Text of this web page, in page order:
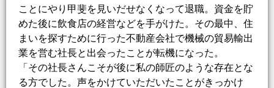
ことにやり甲斐を見いだせなくなって退職。資金を貯
めた後に飲食店の経営などを手がけた。その最中、住
まいを探すために行った不動産会社で機械の貿易輸出
業を営む社長と出会ったことが転機になった。
「その社長さんこそが後に私の師匠のような存在とな
る方でした。声をかけていただいたことがきっかけ